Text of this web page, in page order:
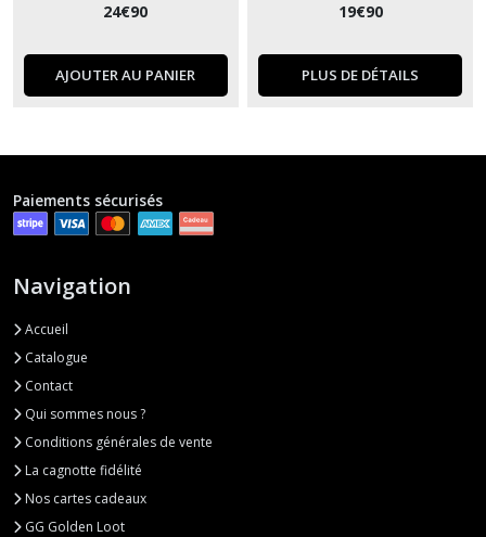
24€90
AJOUTER AU PANIER
19€90
PLUS DE DÉTAILS
Paiements sécurisés
Navigation
Accueil
Catalogue
Contact
Qui sommes nous ?
Conditions générales de vente
La cagnotte fidélité
Nos cartes cadeaux
GG Golden Loot